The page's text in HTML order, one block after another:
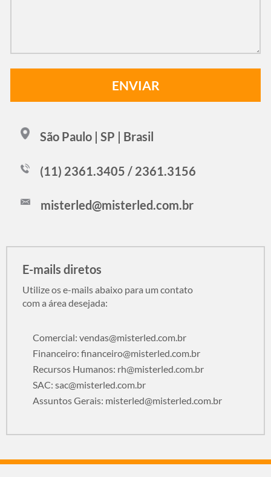
São Paulo | SP | Brasil
(11) 2361.3405 / 2361.3156
misterled@misterled.com.br
E-mails diretos
Utilize os e-mails abaixo para um contato
com a área desejada:
Comercial: vendas@misterled.com.br
Financeiro: financeiro@misterled.com.br
Recursos Humanos: rh@misterled.com.br
SAC: sac@misterled.com.br
Assuntos Gerais: misterled@misterled.com.br